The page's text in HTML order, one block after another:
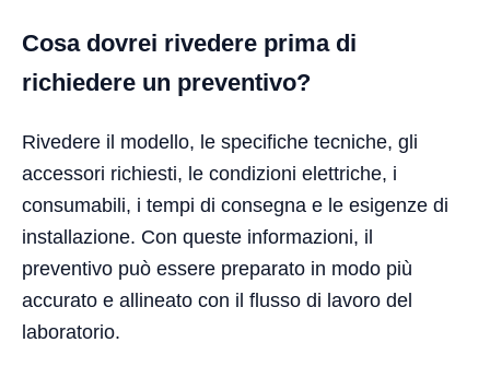
Cosa dovrei rivedere prima di
richiedere un preventivo?
Rivedere il modello, le specifiche tecniche, gli
accessori richiesti, le condizioni elettriche, i
consumabili, i tempi di consegna e le esigenze di
installazione. Con queste informazioni, il
preventivo può essere preparato in modo più
accurato e allineato con il flusso di lavoro del
laboratorio.